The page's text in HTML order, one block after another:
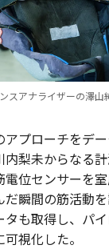
スアナライザーの澤山
アプローチをデ
梨未からなる
位センサーを室
瞬間の筋活動
タも取得し、パ
視化した。